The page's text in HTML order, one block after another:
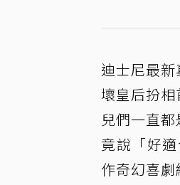
迪士尼最
壞皇后扮
兒們一直
竟說「好
作奇幻喜